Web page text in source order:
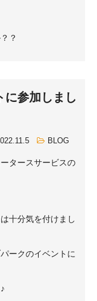
？
に参加しまし
BLOG
タースサービスの
十分気を付けまし
ークのイベントに